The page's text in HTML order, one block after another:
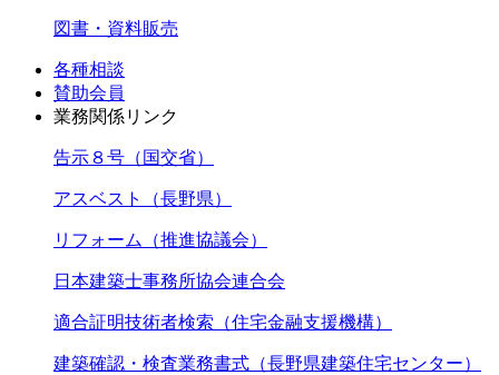
図書・資料販売
各種相談
賛助会員
業務関係リンク
告示８号（国交省）
アスベスト（長野県）
リフォーム（推進協議会）
日本建築士事務所協会連合会
適合証明技術者検索（住宅金融支援機構）
建築確認・検査業務書式（長野県建築住宅センター）